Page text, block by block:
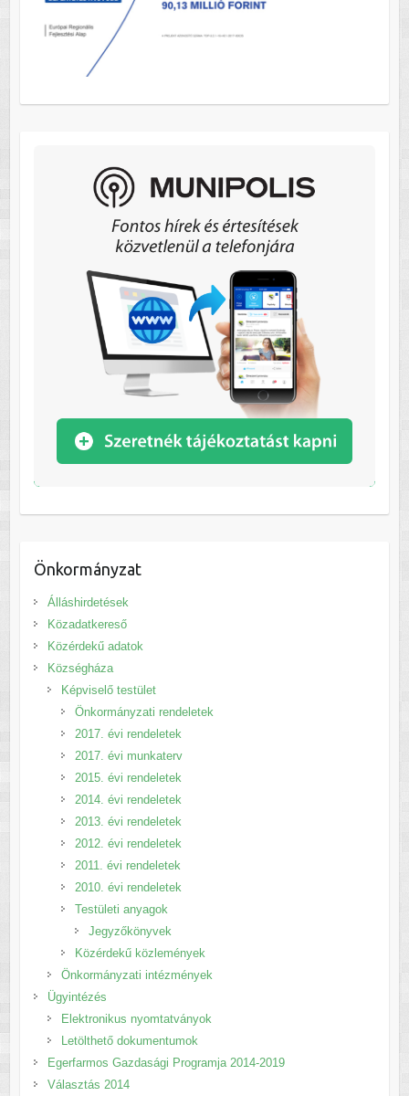
Önkormányzat
Álláshirdetések
Közadatkereső
Közérdekű adatok
Községháza
Képviselő testület
Önkormányzati rendeletek
2017. évi rendeletek
2017. évi munkaterv
2015. évi rendeletek
2014. évi rendeletek
2013. évi rendeletek
2012. évi rendeletek
2011. évi rendeletek
2010. évi rendeletek
Testületi anyagok
Jegyzőkönyvek
Közérdekű közlemények
Önkormányzati intézmények
Ügyintézés
Elektronikus nyomtatványok
Letölthető dokumentumok
Egerfarmos Gazdasági Programja 2014-2019
Választás 2014